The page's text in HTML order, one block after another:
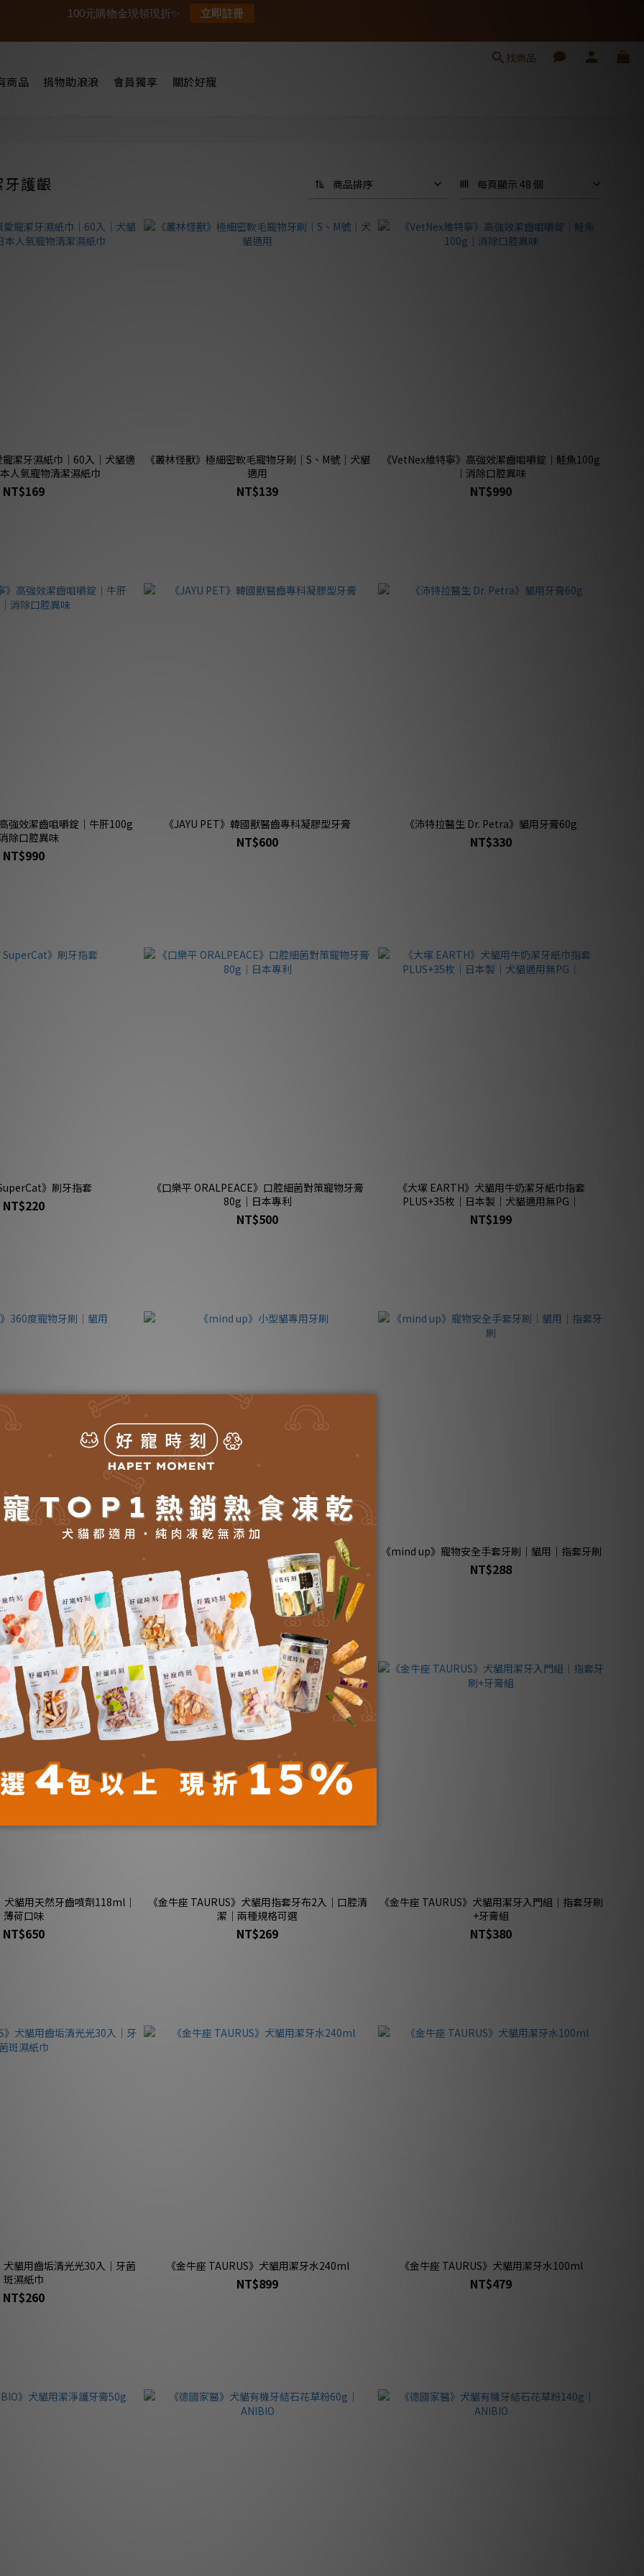
找商品
商品 捐物助浪浪 會員獨享 關於好寵
護齦 商品排序 每頁顯示 48 個
潔牙濕紙巾｜60入｜犬貓適
人氣寵物清潔濕紙巾
NT$169
《叢林怪獸》極細密軟毛寵物牙刷｜S、M號｜犬貓
適用
NT$139
《VetNex維特寧》高強效潔齒咀嚼錠｜鮭魚100g
｜消除口腔異味
NT$990
強效潔齒咀嚼錠｜牛肝100g
除口腔異味
NT$990
《JAYU PET》韓國獸醫齒專科凝膠型牙膏
NT$600
《沛特拉醫生 Dr. Petra》貓用牙膏60g
NT$330
》刷牙指套
NT$220
《口樂平 ORALPEACE》口腔細菌對策寵物牙膏
80g｜日本專利
NT$500
《大塚 EARTH》犬貓用牛奶潔牙紙巾指套
PLUS+35枚｜日本製｜犬貓適用無PG｜
NT$199
NT$299
《mind up》小型貓專用牙刷
NT$280
《mind up》寵物安全手套牙刷｜貓用｜指套牙刷
NT$288
貓用天然牙齒噴劑118ml｜
薄荷口味
NT$650
《金牛座 TAURUS》犬貓用指套牙布2入｜口腔清
潔｜兩種規格可選
NT$269
《金牛座 TAURUS》犬貓用潔牙入門組｜指套牙刷
+牙膏組
NT$380
犬貓用齒垢清光光30入｜牙菌
斑濕紙巾
NT$260
《金牛座 TAURUS》犬貓用潔牙水240ml
NT$899
《金牛座 TAURUS》犬貓用潔牙水100ml
NT$479
100元購物金現領現折✨ 立即註冊